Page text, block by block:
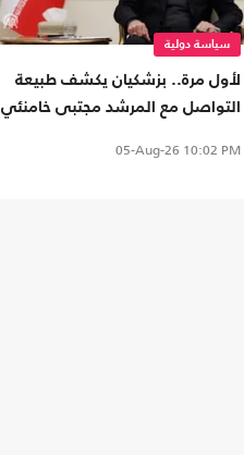
سياسة دولية
لأول مرة.. بزشكيان يكشف طبيعة
التواصل مع المرشد مجتبى خامنئي
05-Aug-26 10:02 PM